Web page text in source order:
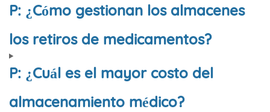
P: ¿Cómo gestionan los almacenes
los retiros de medicamentos?
P: ¿Cuál es el mayor costo del
almacenamiento médico?